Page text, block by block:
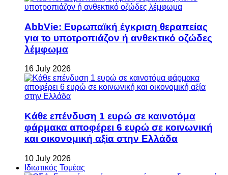
AbbVie: Ευρωπαϊκή έγκριση θεραπείας
για το υποτροπιάζον ή ανθεκτικό οζώδες
λέμφωμα
16 July 2026
Κάθε επένδυση 1 ευρώ σε καινοτόμα
φάρμακα αποφέρει 6 ευρώ σε κοινωνική
και οικονομική αξία στην Ελλάδα
10 July 2026
Ιδιωτικός Τομέας